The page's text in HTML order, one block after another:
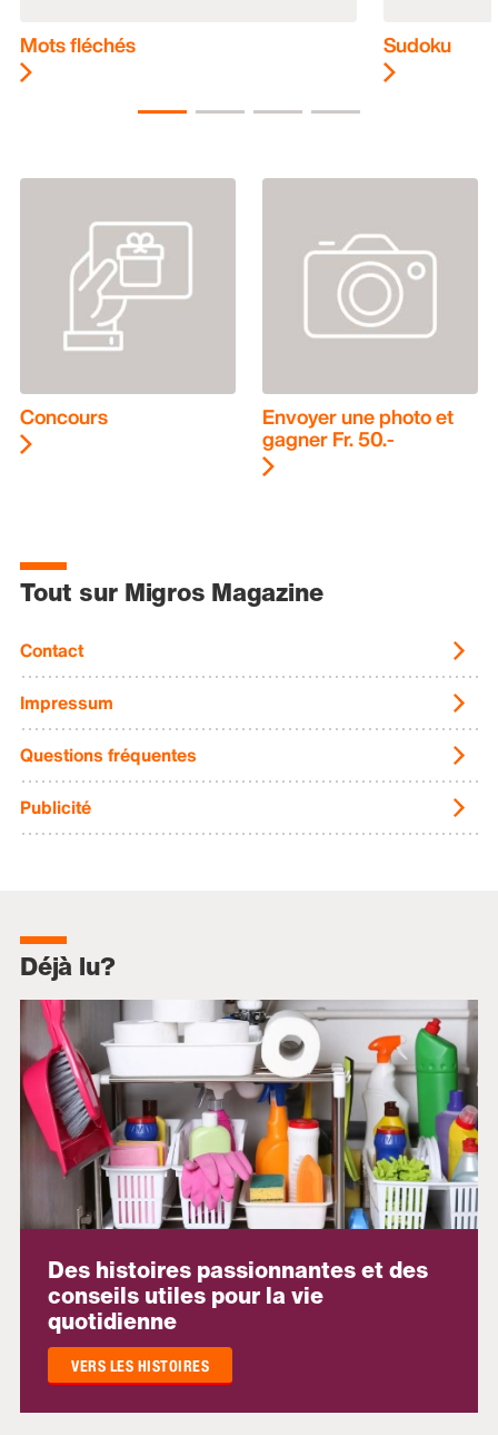
Mots fléchés Sudoku
Concours Envoyer une photo et
gagner Fr. 50.-
Tout sur Migros Magazine
Contact
Impressum
Questions fréquentes
Publicité
Déjà lu?
Des histoires passionnantes et des
conseils utiles pour la vie
quotidienne
VERS LES HISTOIRES